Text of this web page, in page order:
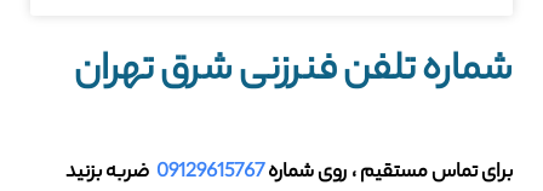
شماره تلفن فنرزنی شرق تهران
برای تماس مستقیم ، روی شماره09129615767 ضربه بزنید